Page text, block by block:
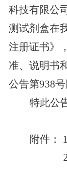
科技有限公
测试剂盒在
注册证书》
准、说明书
公告第938号
特此公
附件：